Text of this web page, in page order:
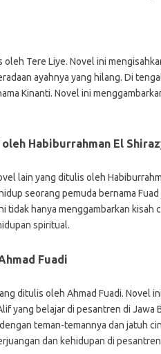
oleh Tere Liye. Novel ini
ayahnya yang hilang. Di
Kinanti. Novel ini
Habiburrahman El
lain yang ditulis oleh
seorang pemuda bernama
tidak hanya menggambarkan kisah
spiritual.
Fuadi
ditulis oleh Ahmad Fuadi. Novel
yang belajar di pesantren di
teman-temannya dan jatuh
dan kehidupan di